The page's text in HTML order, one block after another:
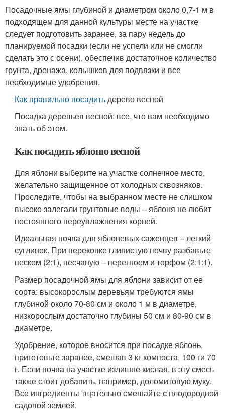
Посадочные ямы глубиной и диаметром около 0,7-1 м в
подходящем для данной культуры месте на участке
следует подготовить заранее, за пару недель до
планируемой посадки (если не успели или не смогли
сделать это с осени), обеспечив достаточное количество
грунта, дренажа, колышков для подвязки и все
необходимые удобрения.
Как правильно посадитьдерево весной
Посадка деревьев весной: все, что вам необходимо
знать об этом.
Как посадить яблоню весной
Для яблони выберите на участке солнечное место,
желательно защищенное от холодных сквозняков.
Проследите, чтобы на выбранном месте не слишком
высоко залегали грунтовые воды – яблоня не любит
постоянного переувлажнения корней.
Идеальная почва для яблоневых саженцев – легкий
суглинок. При перекопке глинистую почву разбавьте
песком (2:1), песчаную – перегноем и торфом (2:1:1).
Размер посадочной ямы для яблони зависит от ее
сорта: высокорослым деревьям требуются ямы
глубиной около 70-80 см и около 1 м в диаметре,
низкорослым достаточно глубины 50 см и 80-90 см в
диаметре.
Удобрение, которое вносится при посадке яблонь,
приготовьте заранее, смешав 3 кг компоста, 100 ги 70
г. Если почва на участке излишне кислая, в эту смесь
также стоит добавить, например, доломитовую муку.
Все ингредиенты тщательно смешайте с плодородной
садовой землей.